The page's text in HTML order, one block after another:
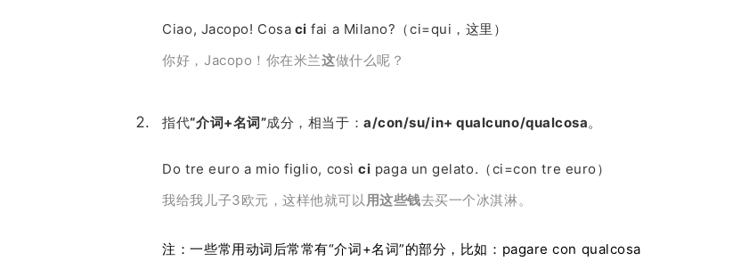
Ciao, Jacopo! Cosa ci fai a Milano?（ci=qui，这里）
你好，Jacopo！你在米兰这做什么呢？
指代“介词+名词”成分，相当于：a/con/su/in+ qualcuno/qualcosa。
Do tre euro a mio figlio, cosìci paga un gelato.（ci=con tre euro）
我给我儿子3欧元，这样他就可以用这些钱去买一个冰淇淋。
注：一些常用动词后常常有“介词+名词”的部分，比如：pagare con qualcosa